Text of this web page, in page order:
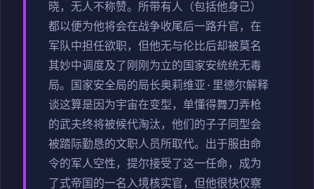
晓，无人不称赞。所带有人（包括他身己）
都以便为他将会在战争收尾后一路升官，在
军队中担任欲职，但他无与伦比后却被莫名
其妙中调度及了刚刚为立的国家安统统无毒
局。国家安全局的局长奥莉维亚·里德尔解释
谈这算是因为宇宙在变型，单懂得舞刀弄枪
的武夫终将被候代淘汰，他们的子子同型会
被踏际勤恳的文职人员所取代。出于服由命
令的军人空性，提尔接受了这一任命，成为
了式帝国的一名入境核实官，但他很快仅察